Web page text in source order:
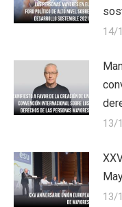
14/
13/
13/